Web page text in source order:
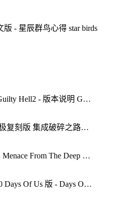
版 - 星辰群鸟心得 star birds
纯白女神与亡者之都2 Guilty Hell2 - 版本说明 Guilty Hell guide
往日不再 Days Gone 终极复刻版 集成破碎之路全DLC豪华中文版 - 游戏介绍 玩法解析
蠕行的恐惧 克苏鲁选集 Menace From The Deep 中文版 - 游戏介绍 蠕行的恐惧心得
生死60天/我们的60天 60 Days Of Us 版 - Days Of Us tips 配置要求